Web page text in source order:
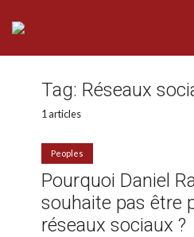
Tag: Réseaux
1 articles
Peoples
Pourquoi Daniel
souhaite pas être
réseaux sociaux ?